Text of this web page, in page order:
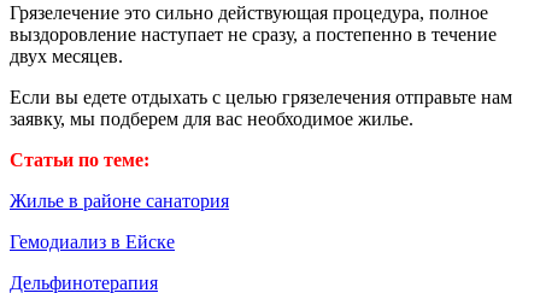
Грязелечение это сильно действующая процедура, полное
выздоровление наступает не сразу, а постепенно в течение
двух месяцев.
Если вы едете отдыхать с целью грязелечения отправьте нам
заявку, мы подберем для вас необходимое жилье.
Статьи по теме:
Жилье в районе санатория
Гемодиализ в Ейске
Дельфинотерапия